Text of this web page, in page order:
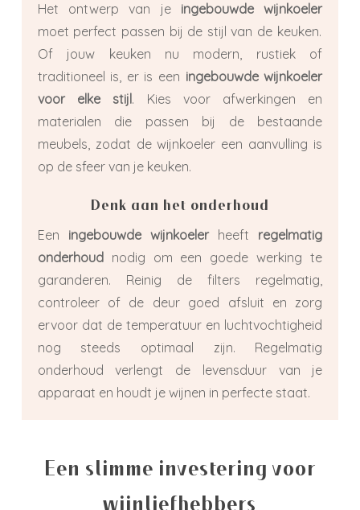
Het ontwerp van je ingebouwde wijnkoeler
moet perfect passen bij de stijl van de keuken.
Of jouw keuken nu modern, rustiek of
traditioneel is, er is een ingebouwde wijnkoeler
voor elke
stijl. Kies voor afwerkingen en
materialen die passen bij de bestaande
meubels, zodat de wijnkoeler een aanvulling is
op de sfeer van je keuken.
Denk aan het onderhoud
Een ingebouwde wijnkoelerheeft regelmatig
onderhoudnodig om een goede werking te
garanderen. Reinig de filters regelmatig,
controleer of de deur goed afsluit en zorg
ervoor dat de temperatuur en luchtvochtigheid
nog steeds optimaal zijn. Regelmatig
onderhoud verlengt de levensduur van je
apparaat en houdt je wijnen in perfecte staat.
Een slimme investering voor
wijnliefhebbers